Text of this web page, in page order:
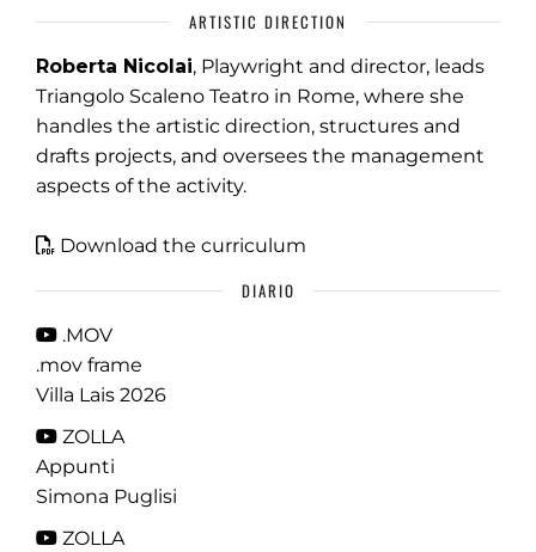
ARTISTIC DIRECTION
Roberta Nicolai, Playwright and director, leads
Triangolo Scaleno Teatro in Rome, where she
handles the artistic direction, structures and
drafts projects, and oversees the management
aspects of the activity.
Download the curriculum
DIARIO
.MOV
.mov frame
Villa Lais 2026
ZOLLA
Appunti
Simona Puglisi
ZOLLA